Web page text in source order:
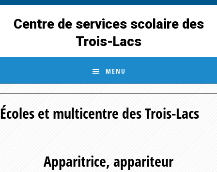
Skip
Skip
Centre de services scolaire des
Trois-Lacs
MENU
Écoles et multicentre des Trois-Lacs
Apparitrice, appariteur